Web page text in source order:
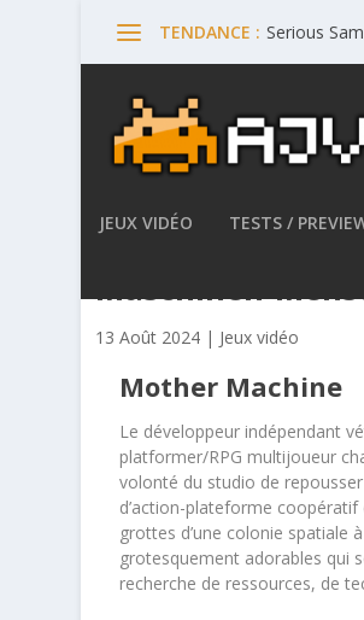
TENDANCE : Serious
JEUX VIDÉO TESTS /
Maschinen-
13 Août 2024 | Jeux vidéo
Mother Machine
Le développeur indépendant
platformer/RPG multijoueur
volonté du studio de
d’action-plateforme
grottes d’une colonie spatiale
grotesquement adorables qui
recherche de ressources, de